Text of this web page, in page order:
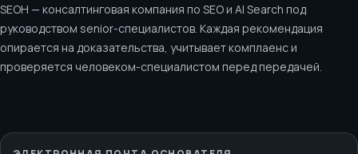
SEOH — консалтинговая компания по SEO и AI Search под
руководством senior-специалистов. Каждая рекомендация
опирается на доказательства, учитывает комплаенс и
проверяется человеком-специалистом перед передачей.